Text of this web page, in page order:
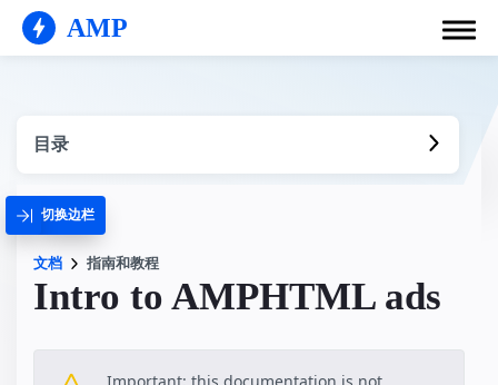
AMP
目录
切换边栏
文档 指南和教程
Intro to AMPHTML ads